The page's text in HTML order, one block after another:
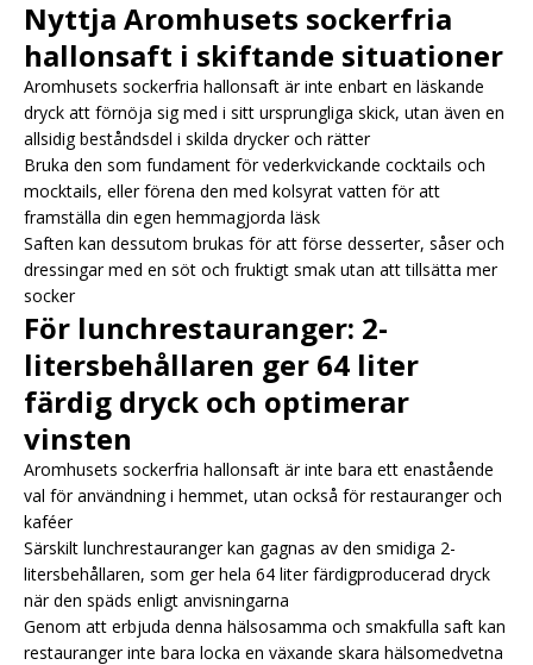
Nyttja Aromhusets sockerfria
hallonsaft i skiftande situationer
Aromhusets sockerfria hallonsaft är inte enbart en läskande
dryck att förnöja sig med i sitt ursprungliga skick, utan även en
allsidig beståndsdel i skilda drycker och rätter
Bruka den som fundament för vederkvickande cocktails och
mocktails, eller förena den med kolsyrat vatten för att
framställa din egen hemmagjorda läsk
Saften kan dessutom brukas för att förse desserter, såser och
dressingar med en söt och fruktigt smak utan att tillsätta mer
socker
För lunchrestauranger: 2-
litersbehållaren ger 64 liter
färdig dryck och optimerar
vinsten
Aromhusets sockerfria hallonsaft är inte bara ett enastående
val för användning i hemmet, utan också för restauranger och
kaféer
Särskilt lunchrestauranger kan gagnas av den smidiga 2-
litersbehållaren, som ger hela 64 liter färdigproducerad dryck
när den späds enligt anvisningarna
Genom att erbjuda denna hälsosamma och smakfulla saft kan
restauranger inte bara locka en växande skara hälsomedvetna